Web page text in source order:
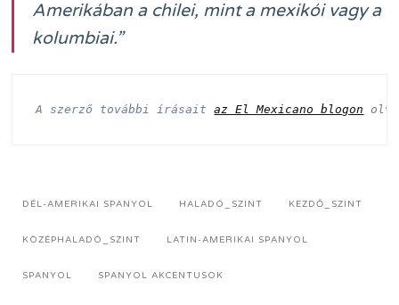
Amerikában a chilei, mint a mexikói vagy a
kolumbiai.”
A szerző további írásait az El Mexicano blogon
DÉL-AMERIKAI SPANYOL HALADÓ_SZINT KEZDŐ_SZINT
KÖZÉPHALADÓ_SZINT LATIN-AMERIKAI SPANYOL
SPANYOL SPANYOL AKCENTUSOK